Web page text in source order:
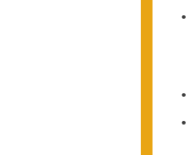
•
•
•